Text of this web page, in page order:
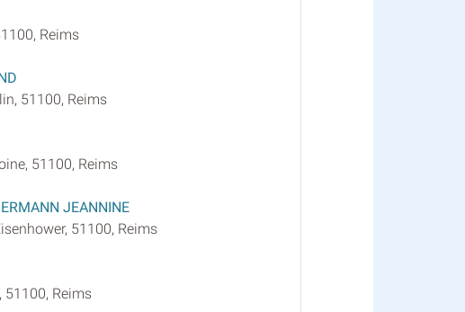
Reims
51100, Reims
51100, Reims
JEANNINE
51100, Reims
51100, Reims